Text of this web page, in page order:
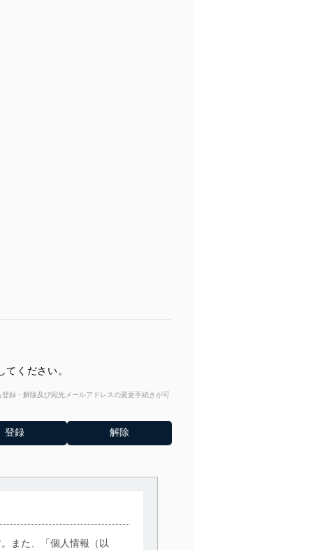
ください。
録・解除及び宛先メールアドレスの変更手続きが可
また、「個人情報（以